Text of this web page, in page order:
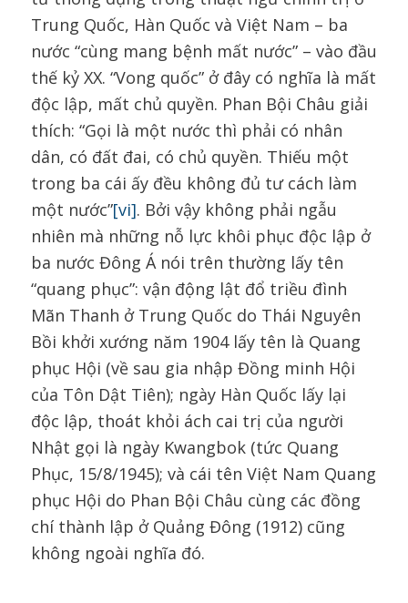
Trung Quốc, Hàn Quốc và Việt Nam – ba
nước “cùng mang bệnh mất nước” – vào đầu
thế kỷ XX. “Vong quốc” ở đây có nghĩa là mất
độc lập, mất chủ quyền. Phan Bội Châu giải
thích: “Gọi là một nước thì phải có nhân
dân, có đất đai, có chủ quyền. Thiếu một
trong ba cái ấy đều không đủ tư cách làm
một nước”[vi]. Bởi vậy không phải ngẫu
nhiên mà những nỗ lực khôi phục độc lập ở
ba nước Đông Á nói trên thường lấy tên
“quang phục”: vận động lật đổ triều đình
Mãn Thanh ở Trung Quốc do Thái Nguyên
Bồi khởi xướng năm 1904 lấy tên là Quang
phục Hội (về sau gia nhập Đồng minh Hội
của Tôn Dật Tiên); ngày Hàn Quốc lấy lại
độc lập, thoát khỏi ách cai trị của người
Nhật gọi là ngày Kwangbok (tức Quang
Phục, 15/8/1945); và cái tên Việt Nam Quang
phục Hội do Phan Bội Châu cùng các đồng
chí thành lập ở Quảng Đông (1912) cũng
không ngoài nghĩa đó.